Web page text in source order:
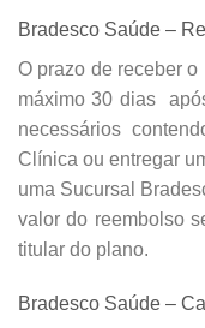
Bradesco Saúde –
O prazo de receber
máximo 30 dias
necessários
Clínica ou entregar
uma Sucursal
valor do reembolso
titular do plano.
Bradesco Saúde –